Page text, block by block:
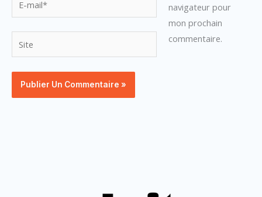
mail*
navigateur pour
mon prochain
commentaire.